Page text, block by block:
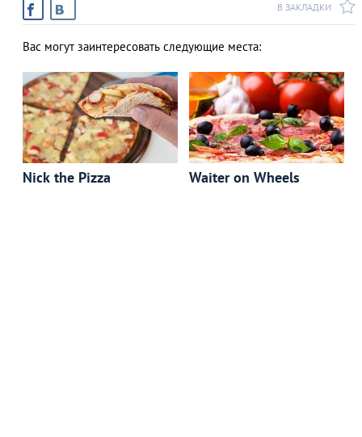
АЗАД
В ЗАКЛАДКИ
Вас могут заинтересовать следующие места:
Nick the Pizza Waiter оn Wheels